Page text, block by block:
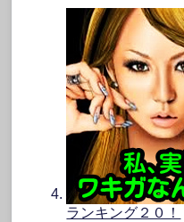
ランキング２０！